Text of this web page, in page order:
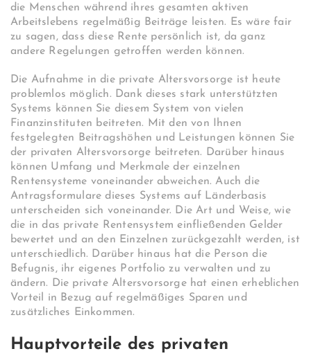
die Menschen während ihres gesamten aktiven
Arbeitslebens regelmäßig Beiträge leisten. Es wäre fair
zu sagen, dass diese Rente persönlich ist, da ganz
andere Regelungen getroffen werden können.
Die Aufnahme in die private Altersvorsorge ist heute
problemlos möglich. Dank dieses stark unterstützten
Systems können Sie diesem System von vielen
Finanzinstituten beitreten. Mit den von Ihnen
festgelegten Beitragshöhen und Leistungen können Sie
der privaten Altersvorsorge beitreten. Darüber hinaus
können Umfang und Merkmale der einzelnen
Rentensysteme voneinander abweichen. Auch die
Antragsformulare dieses Systems auf Länderbasis
unterscheiden sich voneinander. Die Art und Weise, wie
die in das private Rentensystem einfließenden Gelder
bewertet und an den Einzelnen zurückgezahlt werden, ist
unterschiedlich. Darüber hinaus hat die Person die
Befugnis, ihr eigenes Portfolio zu verwalten und zu
ändern. Die private Altersvorsorge hat einen erheblichen
Vorteil in Bezug auf regelmäßiges Sparen und
zusätzliches Einkommen.
Hauptvorteile des privaten